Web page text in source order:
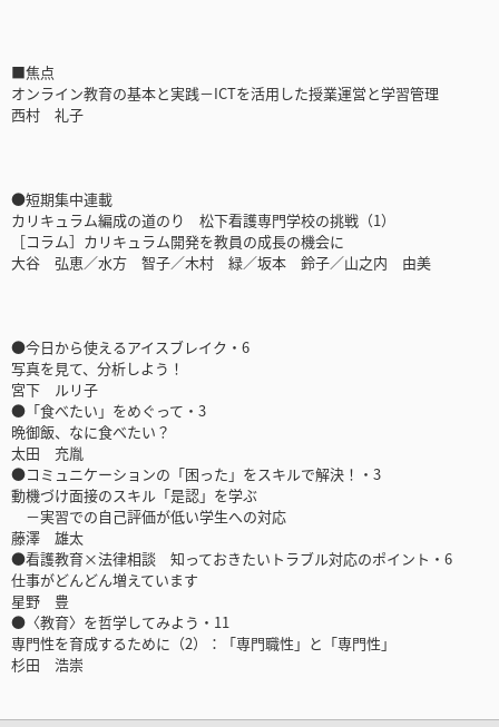
■焦点
オンライン教育の基本と実践－ICTを活用した授業運営と学習管理
西村 礼子
●短期集中連載
カリキュラム編成の道のり 松下看護専門学校の挑戦（1）
［コラム］カリキュラム開発を教員の成長の機会に
大谷 弘恵／水方 智子／木村 緑／坂本 鈴子／山之内 由美
●今日から使えるアイスブレイク・6
写真を見て、分析しよう！
宮下 ルリ子
●「食べたい」をめぐって・3
晩御飯、なに食べたい？
太田 充胤
●コミュニケーションの「困った」をスキルで解決！・3
動機づけ面接のスキル「是認」を学ぶ
－実習での自己評価が低い学生への対応
藤澤 雄太
●看護教育×法律相談 知っておきたいトラブル対応のポイント・6
仕事がどんどん増えています
星野 豊
●〈教育〉を哲学してみよう・11
専門性を育成するために（2）：「専門職性」と「専門性」
杉田 浩崇